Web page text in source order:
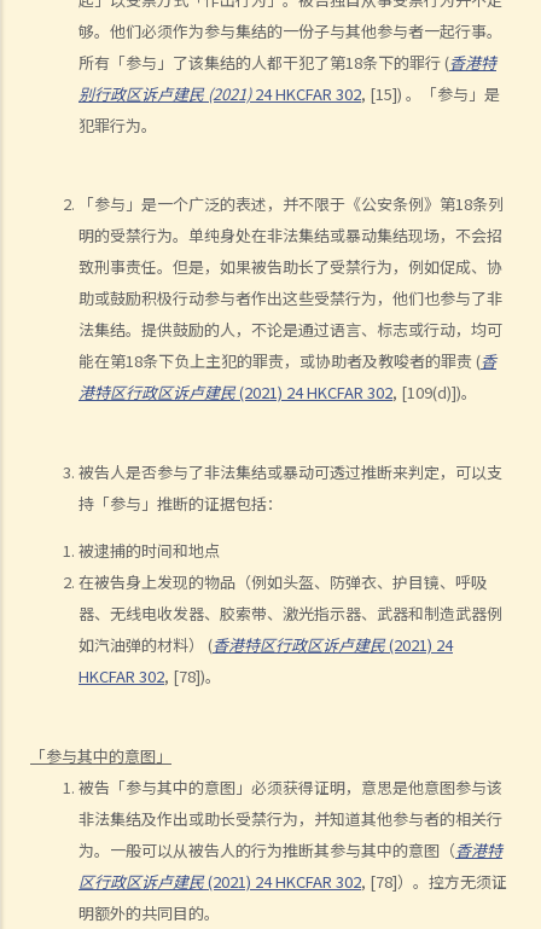
够。他们必须作为参与集结的一份子与其他参与者一起行事。
所有「参与」了该集结的人都干犯了第18条下的罪行 (香港特
别行政区诉卢建民 (2021)24 HKCFAR 302, [15]) 。「参与」是
犯罪行为。
「参与」是一个广泛的表述，并不限于《公安条例》第18条列
明的受禁行为。单纯身处在非法集结或暴动集结现场，不会招
致刑事责任。但是，如果被告助长了受禁行为，例如促成、协
助或鼓励积极行动参与者作出这些受禁行为，他们也参与了非
法集结。提供鼓励的人，不论是通过语言、标志或行动，均可
能在第18条下负上主犯的罪责，或协助者及教唆者的罪责 (香
港特区行政区诉卢建民(2021) 24 HKCFAR 302, [109(d)])。
被告人是否参与了非法集结或暴动可透过推断来判定，可以支
持「参与」推断的证据包括：
被逮捕的时间和地点
在被告身上发现的物品（例如头盔、防弹衣、护目镜、呼吸
器、无线电收发器、胶索带、激光指示器、武器和制造武器例
如汽油弹的材料） (香港特区行政区诉卢建民(2021) 24
HKCFAR 302, [78])。
「参与其中的意图」
被告「参与其中的意图」必须获得证明，意思是他意图参与该
非法集结及作出或助长受禁行为，并知道其他参与者的相关行
为。一般可以从被告人的行为推断其参与其中的意图（香港特
区行政区诉卢建民(2021) 24 HKCFAR 302, [78]）。控方无须证
明额外的共同目的。
9. 在公众地方管有攻击性武器（《公安条例》第33条）与有所意图管有
攻击性武器等（《简易程序治罪条例》第17条）有何分别？
C. 有关公职人员的罪行
1. 抗拒或阻碍公职人员或其他依法执行公务的人（《简易程序治罪条
2. 袭击执行职责的警务人员 (《警队条例》第63条)
3. 意图犯罪而袭击或袭警（《侵害人身罪条例》第36(b)条）
D. 有关财物的罪行
1. 刑事毁坏（《刑事罪行条例》第60条）
2. 纵火（《刑事罪行条例》第60(3)条）
3. 威胁会摧毁或损坏财产（《刑事罪行条例》第61条）